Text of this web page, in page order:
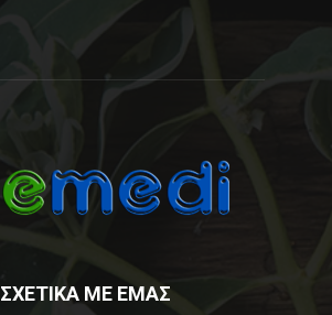
ΣΧΕΤΙΚΑ ΜΕ ΕΜΑΣ